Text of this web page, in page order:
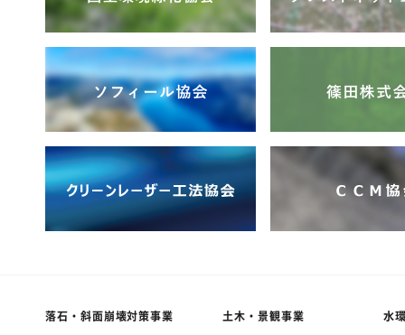
落石・斜面崩壊対策事業
土木・景観事業
水